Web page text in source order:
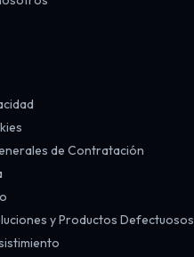
de Contratación
y Productos Defectuosos